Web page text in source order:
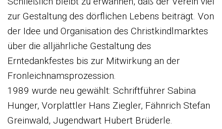
zur Gestaltung des dörflichen Lebens beiträgt. Von
der Idee und Organisation des Christkindlmarktes
über die alljährliche Gestaltung des
Erntedankfestes bis zur Mitwirkung an der
Fronleichnamsprozession.
1989 wurde neu gewählt: Schriftführer Sabina
Hunger, Vorplattler Hans Ziegler, Fähnrich Stefan
Greinwald, Jugendwart Hubert Brüderle.